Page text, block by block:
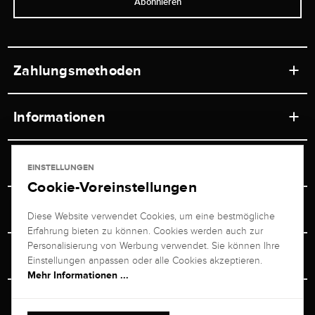
Zahlungsmethoden
Informationen
Ladengeschäft
Versand & Zahlung
Ratgeber
Service
Newsletterabmeldung
Retouren-Service
Vertrag Widerrufen
Juwelier Brogle
Über uns
Unternehmen
Persönlicher Berater
EINSTELLUNGEN
Cookie-Voreinstellungen
Diese Website verwendet Cookies, um eine bestmögliche
Erfahrung bieten zu können. Cookies werden auch zur
Personalisierung von Werbung verwendet. Sie können Ihre
Einstellungen anpassen oder alle Cookies akzeptieren.
Mehr Informationen ...